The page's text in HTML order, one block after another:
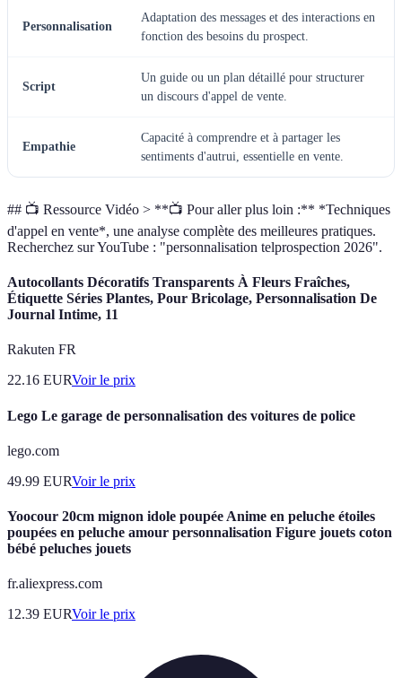
Personnalisation
Adaptation des messages et des interactions en
fonction des besoins du prospect.
Script
Un guide ou un plan détaillé pour structurer
un discours d'appel de vente.
Empathie
Capacité à comprendre et à partager les
sentiments d'autrui, essentielle en vente.
## 📺 Ressource Vidéo > **📺 Pour aller plus loin :** *Techniques
d'appel en vente*, une analyse complète des meilleures pratiques.
Recherchez sur YouTube : "personnalisation telprospection 2026".
Autocollants Décoratifs Transparents À Fleurs Fraîches,
Étiquette Séries Plantes, Pour Bricolage, Personnalisation De
Journal Intime, 11
Rakuten FR
22.16 EURVoir le prix
Lego Le garage de personnalisation des voitures de police
lego.com
49.99 EURVoir le prix
Yoocour 20cm mignon idole poupée Anime en peluche étoiles
poupées en peluche amour personnalisation Figure jouets coton
bébé peluches jouets
fr.aliexpress.com
12.39 EURVoir le prix